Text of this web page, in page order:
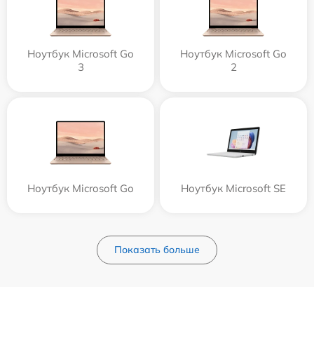
Ноутбук Microsoft Go
3
Ноутбук Microsoft Go
2
Ноутбук Microsoft Go Ноутбук Microsoft SE
Показать больше